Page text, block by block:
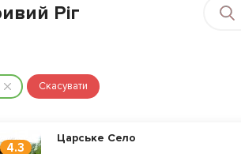
Ріг
Скасувати
4.3
Царське Село